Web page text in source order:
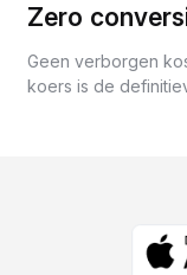
Zero
Geen verborgen
koers is de